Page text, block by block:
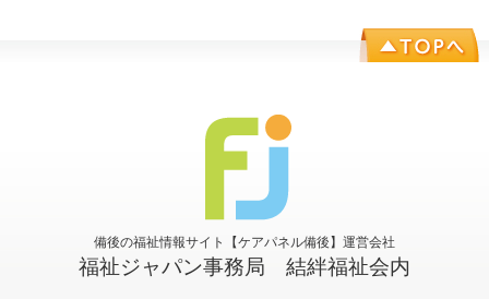
備後の福祉情報サイト【ケアパネル備後】運営会社
福祉ジャパン事務局 結絆福祉会内